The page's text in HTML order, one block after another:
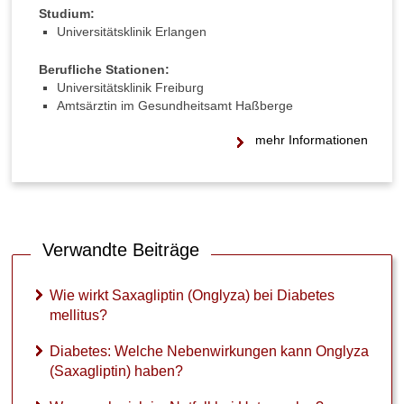
Studium:
Universitätsklinik Erlangen
Berufliche Stationen:
Universitätsklinik Freiburg
Amtsärztin im Gesundheitsamt Haßberge
mehr Informationen
Verwandte Beiträge
Wie wirkt Saxagliptin (Onglyza) bei Diabetes
mellitus?
Diabetes: Welche Nebenwirkungen kann Onglyza
(Saxagliptin) haben?
t
f
l
l
b
z
k
e
?